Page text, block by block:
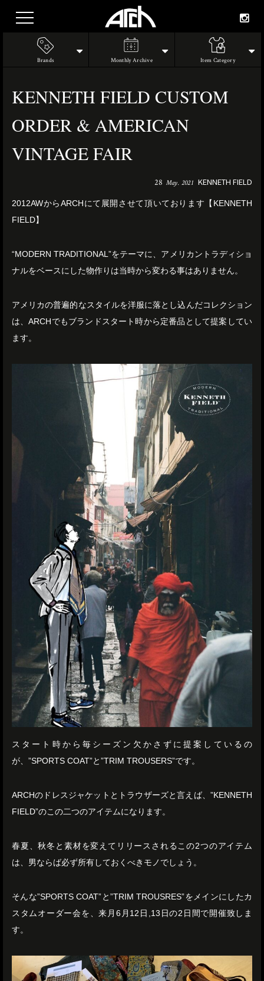
Brands Monthly Archive Item Category
KENNETH FIELD CUSTOM
ORDER & AMERICAN
VINTAGE FAIR
28 May. 2021 KENNETH FIELD
2012AWからARCHにて展開させて頂いております【KENNETH
FIELD】
“MODERN TRADITIONAL”をテーマに、アメリカントラディショ
ナルをベースにした物作りは当時から変わる事はありません。
アメリカの普遍的なスタイルを洋服に落とし込んだコレクション
は、ARCHでもブランドスタート時から定番品として提案してい
ます。
スタート時から毎シーズン欠かさずに提案しているの
が、”SPORTS COAT”と”TRIM TROUSERS”です。
ARCHのドレスジャケットとトラウザーズと言えば、”KENNETH
FIELD”のこの二つのアイテムになります。
春夏、秋冬と素材を変えてリリースされるこの2つのアイテム
は、男ならば必ず所有しておくべきモノでしょう。
そんな”SPORTS COAT”と”TRIM TROUSRES”をメインにしたカ
スタムオーダー会を、来月6月12日,13日の2日間で開催致しま
す。